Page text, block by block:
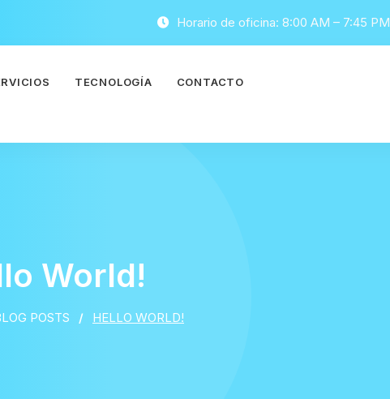
Horario de oficina: 8:00 AM – 7:45 PM
TECNOLOGÍA CONTACTO
World!
POSTS HELLO WORLD!